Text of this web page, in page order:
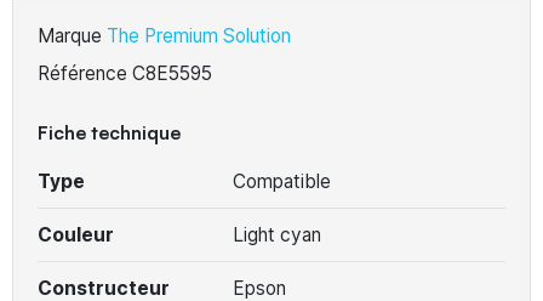
Marque The Premium Solution
Référence C8E5595
Fiche technique
Type Compatible
Couleur Light cyan
Constructeur Epson